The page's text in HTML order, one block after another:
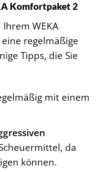
Komfortpaket 2
WEKA
regelmäßige
Tipps, die Sie
mit einem
da
können.